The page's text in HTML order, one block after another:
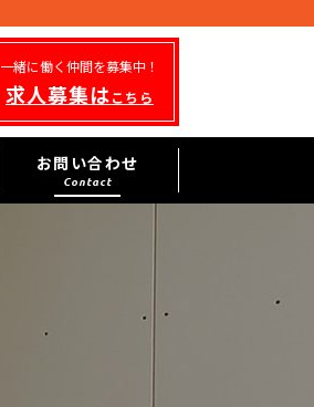
一緒に働く仲間を募集中！
求人募集はこちら
お問い合わせ
Contact